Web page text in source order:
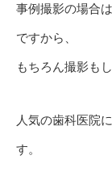
事例撮影の場合
ですから、
もちろん撮影も
人気の歯科医院
す。